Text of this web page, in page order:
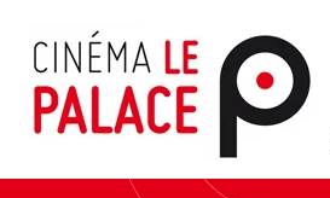
contenu